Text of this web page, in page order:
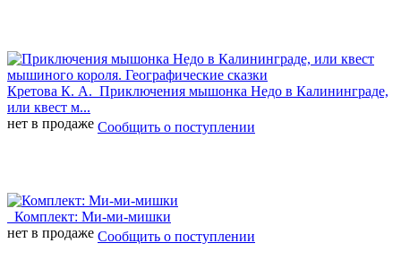
Кретова К. А. Приключения мышонка Недо в Калининграде,
или квест м...
нет в продаже Сообщить о поступлении
Комплект: Ми-ми-мишки
нет в продаже Сообщить о поступлении